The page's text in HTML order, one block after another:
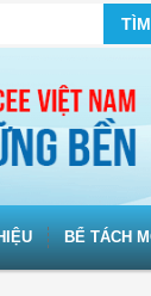
BỂ TÁCH